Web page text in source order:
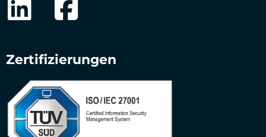
Zertifizierungen